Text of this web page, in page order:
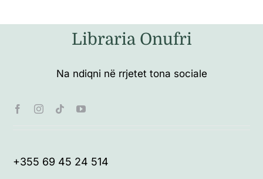
Libraria Onufri
Na ndiqni në rrjetet tona sociale
+355 69 45 24 514